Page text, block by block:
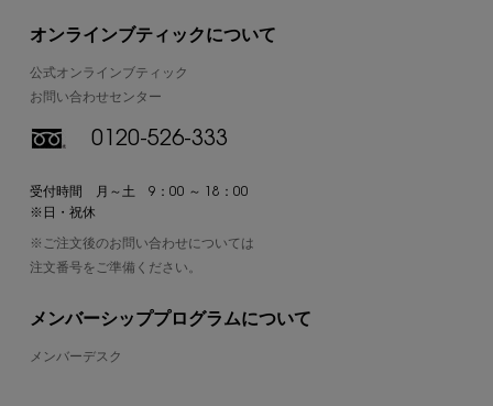
オンラインブティックについて
公式オンラインブティック
お問い合わせセンター
0120-526-333
受付時間 月～土 9：00 ～ 18：00
※日・祝休
※ご注文後のお問い合わせについては
注文番号をご準備ください。
メンバーシッププログラムについて
メンバーデスク